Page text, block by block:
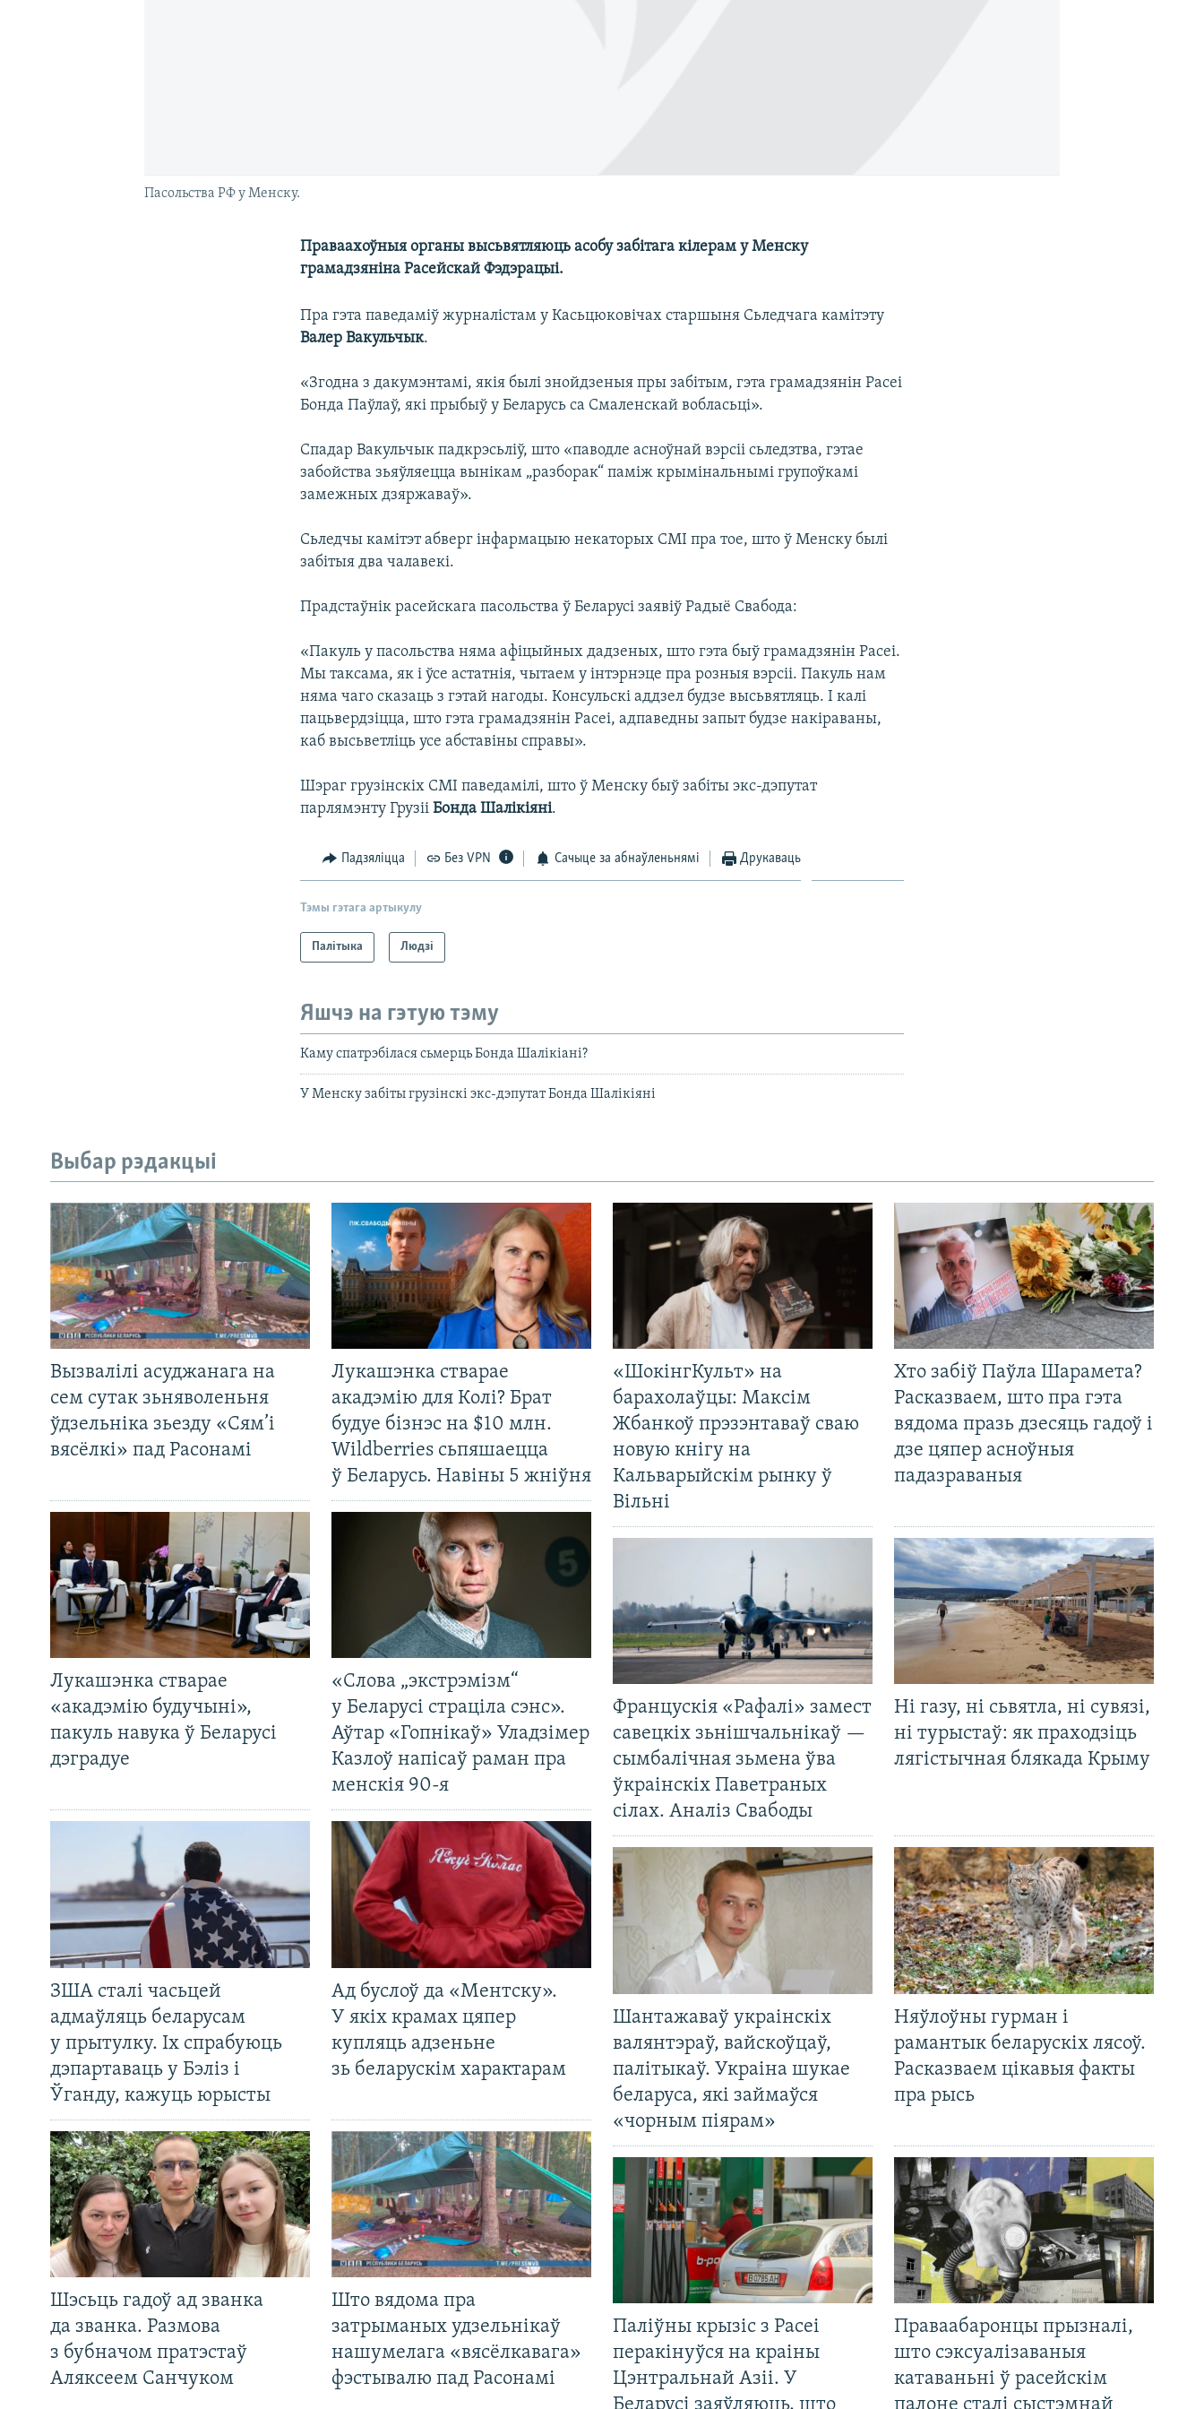
Пасольства РФ у Менску.
Праваахоўныя органы высьвятляюць асобу забітага кілерам у Менску
грамадзяніна Расейскай Фэдэрацыі.
Пра гэта паведаміў журналістам у Касьцюковічах старшыня Сьледчага камітэту
Валер Вакульчык.
«Згодна з дакумэнтамі, якія былі знойдзеныя пры забітым, гэта грамадзянін Расеі
Бонда Паўлаў, які прыбыў у Беларусь са Смаленскай вобласьці».
Спадар Вакульчык падкрэсьліў, што «паводле асноўнай вэрсіі сьледзтва, гэтае
забойства зьяўляецца вынікам „разборак“ паміж крымінальнымі групоўкамі
замежных дзяржаваў».
Сьледчы камітэт абверг інфармацыю некаторых СМІ пра тое, што ў Менску былі
забітыя два чалавекі.
Прадстаўнік расейскага пасольства ў Беларусі заявіў Радыё Свабода:
«Пакуль у пасольства няма афіцыйных дадзеных, што гэта быў грамадзянін Расеі.
Мы таксама, як і ўсе астатнія, чытаем у інтэрнэце пра розныя вэрсіі. Пакуль нам
няма чаго сказаць з гэтай нагоды. Консульскі аддзел будзе высьвятляць. І калі
пацьвердзіцца, што гэта грамадзянін Расеі, адпаведны запыт будзе накіраваны,
каб высьветліць усе абставіны справы».
Шэраг грузінскіх СМІ паведамілі, што ў Менску быў забіты экс-дэпутат
парлямэнту ГрузііБонда Шалікіяні.
Падзяліцца Без VPN Сачыце за абнаўленьнямі Друкаваць
Тэмы гэтага артыкулу
Палітыка Людзі
Яшчэ на гэтую тэму
Каму спатрэбілася сьмерць Бонда Шалікіані?
У Менску забіты грузінскі экс-дэпутат Бонда Шалікіяні
Выбар рэдакцыі
Вызвалілі асуджанага на
сем сутак зьняволеньня
ўдзельніка зьезду «Сям’і
вясёлкі» пад Расонамі
Лукашэнка стварае
акадэмію для Колі? Брат
будуе бізнэс на $10 млн.
Wildberries сьпяшаецца
ў Беларусь. Навіны 5 жніўня
Лукашэнка стварае
«акадэмію будучыні»,
пакуль навука ў Беларусі
дэградуе
«Слова „экстрэмізм“
у Беларусі страціла сэнс».
Аўтар «Гопнікаў» Уладзімер
Казлоў напісаў раман пра
менскія 90-я
ЗША сталі часьцей
адмаўляць беларусам
у прытулку. Іх спрабуюць
дэпартаваць у Бэліз і
Ўганду, кажуць юрысты
Ад буслоў да «Ментску».
У якіх крамах цяпер
купляць адзеньне
зь беларускім характарам
Шэсьць гадоў ад званка
да званка. Размова
з бубначом пратэстаў
Аляксеем Санчуком
Што вядома пра
затрыманых удзельнікаў
нашумелага «вясёлкавага»
фэстывалю пад Расонамі
«ШокінгКульт» на
барахолаўцы: Максім
Жбанкоў прэзэнтаваў сваю
новую кнігу на
Кальварыйскім рынку ў
Вільні
Хто забіў Паўла Шарамета?
Расказваем, што пра гэта
вядома празь дзесяць гадоў і
дзе цяпер асноўныя
падазраваныя
Францускія «Рафалі» замест
савецкіх зьнішчальнікаў —
сымбалічная зьмена ўва
ўкраінскіх Паветраных
сілах. Аналіз Свабоды
Ні газу, ні сьвятла, ні сувязі,
ні турыстаў: як праходзіць
лягістычная блякада Крыму
Шантажаваў украінскіх
валянтэраў, вайскоўцаў,
палітыкаў. Украіна шукае
беларуса, які займаўся
«чорным піярам»
Няўлоўны гурман і
рамантык беларускіх лясоў.
Расказваем цікавыя факты
пра рысь
Паліўны крызіс з Расеі
перакінуўся на краіны
Цэнтральнай Азіі. У
Беларусі заяўляюць, што
Праваабаронцы прызналі,
што сэксуалізаваныя
катаваньні ў расейскім
палоне сталі сыстэмнай